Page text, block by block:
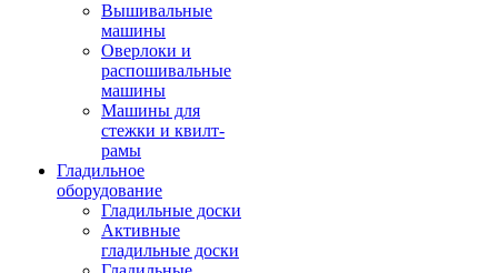
Вышивальные
машины
Оверлоки и
распошивальные
машины
Машины для
стежки и квилт-
рамы
Гладильное
оборудование
Гладильные доски
Активные
гладильные доски